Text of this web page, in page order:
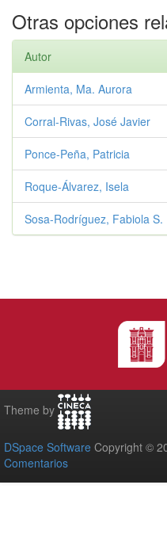
Otras opciones
Autor
Armienta, Ma. Aurora
Corral-Rivas, José Javier
Ponce-Peña, Patricia
Roque-Álvarez, Isela
Sosa-Rodríguez, Fabiola S.
Theme by
DSpace Software Copyright ©
Comentarios